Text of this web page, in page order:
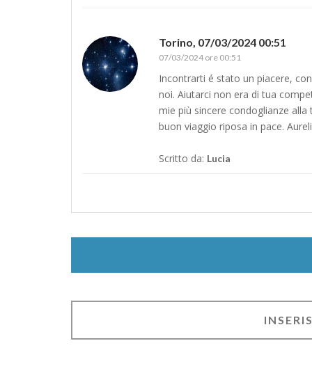
Torino, 07/03/2024 00:51
07/03/2024 ore 00:51
Incontrarti é stato un piacere,
noi. Aiutarci non era di tua
mie più sincere condoglianze
buon viaggio riposa in pace.
Scritto da: Lucia